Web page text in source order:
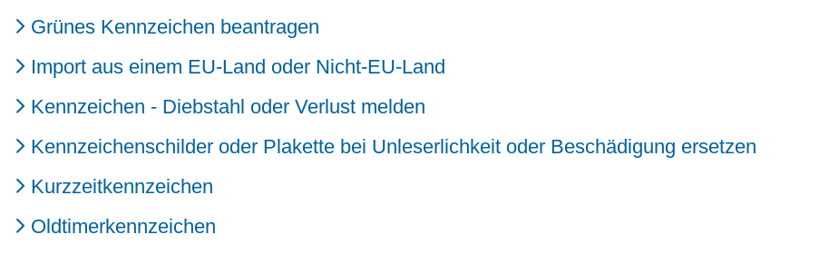
Grünes Kennzeichen beantragen
Import aus einem EU-Land oder Nicht-EU-Land
Kennzeichen - Diebstahl oder Verlust melden
Kennzeichenschilder oder Plakette bei Unleserlichkeit oder Beschädigung ersetzen
Kurzzeitkennzeichen
Oldtimerkennzeichen